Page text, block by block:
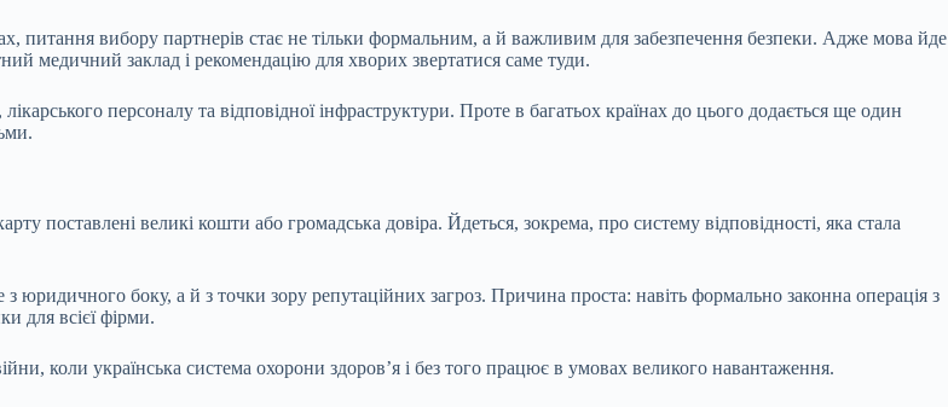
питання вибору партнерів стає не тільки формальним, а й важливим для забезпечення безпеки. Адже мова йде
медичний заклад і рекомендацію для хворих звертатися саме туди.
персоналу та відповідної інфраструктури. Проте в багатьох країнах до цього додається ще один
поставлені великі кошти або громадська довіра. Йдеться, зокрема, про систему відповідності, яка стала
боку, а й з точки зору репутаційних загроз. Причина проста: навіть формально законна операція з
для всієї фірми.
коли українська система охорони здоров’я і без того працює в умовах великого навантаження.